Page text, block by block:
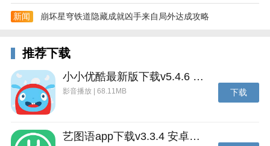
adiCLUB会员。
信小程序注册阿迪达斯会员账户，您可以点击相关页面
右下角图案，进入“adiCLUB”页面，点击“加入/登录
ADICLUB”按钮，选择以“手机号码”或者“微信”方式登
陆，输入您的手机号码，并填写正确的手机验证码后完
成会员账户注册。注册成功后您将自动成为adiCLUB会
关于我们
新闻 崩坏星穹铁道隐藏成就凶手来自局外达成攻略
推荐下载
小小优酷最新版下载v5.4.6 安卓官方版
影音播放 | 68.11MB 下载
艺图语app下载v3.3.4 安卓免费版